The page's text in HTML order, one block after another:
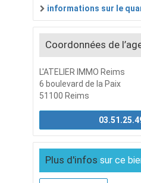
informations sur le
Coordonnées de
L'ATELIER IMMO Reims
6 boulevard de la Paix
51100 Reims
Plus d'infos sur ce